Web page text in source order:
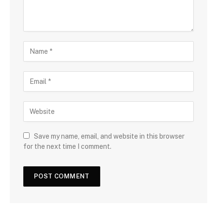
Save my name, email, and website in this browser
for the next time I comment.